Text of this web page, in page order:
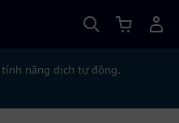
năng dịch tự động.